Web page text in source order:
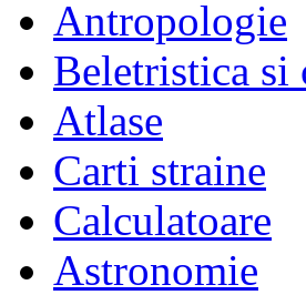
Antropologie
Beletristica si
Atlase
Carti straine
Calculatoare
Astronomie